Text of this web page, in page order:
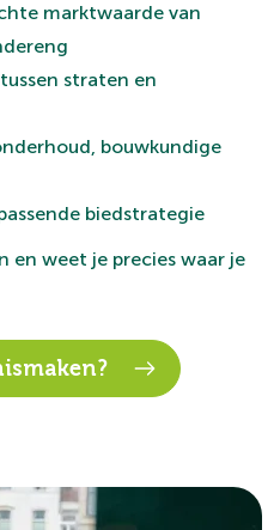
marktwaarde van
straten en
bouwkundige
biedstrategie
en weet je precies waar je